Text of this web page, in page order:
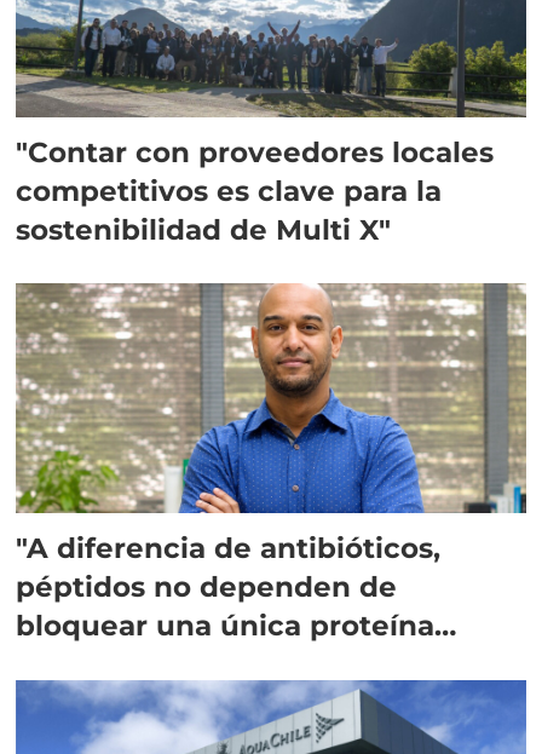
"Contar con proveedores locales
competitivos es clave para la
sostenibilidad de Multi X"
"A diferencia de antibióticos,
péptidos no dependen de
bloquear una única proteína